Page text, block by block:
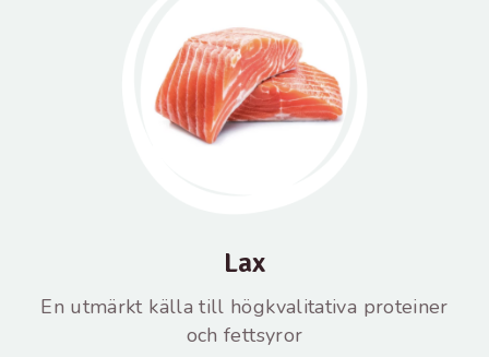
Lax
En utmärkt källa till högkvalitativa proteiner
och fettsyror